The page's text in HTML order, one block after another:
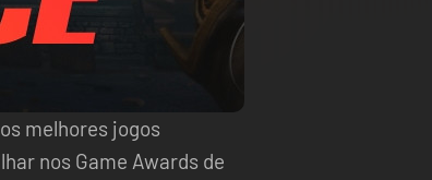
melhores jogos
nos Game Awards de